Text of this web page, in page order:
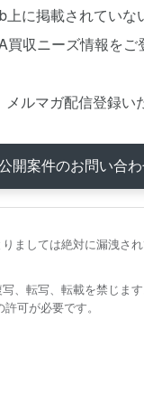
上に掲載されていな
買収ニーズ情報をご
メルマガ配信登録い
開案件のお問い合
ましては絶対に漏洩さ
、転写、転載を禁じま
可が必要です。